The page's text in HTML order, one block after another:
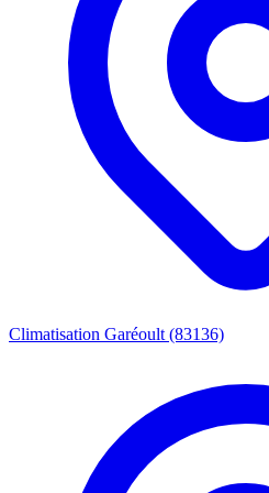
Climatisation Garéoult (83136)